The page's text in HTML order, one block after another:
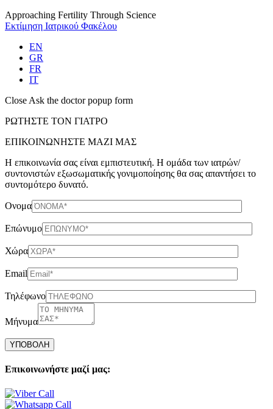
Approaching Fertility Through Science
Εκτίμηση Ιατρικού Φακέλου
EN
GR
FR
IT
Close Ask the doctor popup form
ΡΩΤΗΣΤΕ ΤΟΝ ΓΙΑΤΡΟ
ΕΠΙΚΟΙΝΩΝΗΣΤΕ ΜΑΖΙ ΜΑΣ
Η επικοινωνία σας είναι εμπιστευτική. Η ομάδα των ιατρών/
συντονιστών εξωσωματικής γονιμοποίησης θα σας απαντήσει το
συντομότερο δυνατό.
Ονομα
Επώνυμο
Χώρα
Email
Τηλέφωνο
Μήνυμα
leave
field
Επικοινωνήστε μαζί μας: